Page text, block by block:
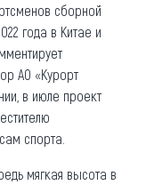
сборной
года в Китае и
АО «Курорт
в июле проект
спорта.
мягкая высота в